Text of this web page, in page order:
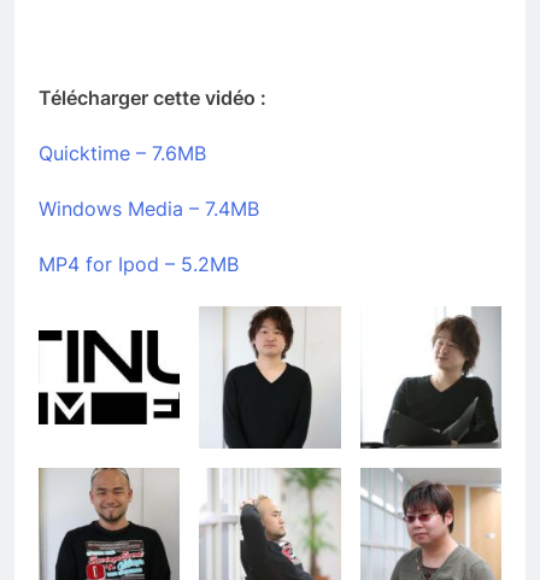
Télécharger cette vidéo :
Quicktime – 7.6MB
Windows Media – 7.4MB
MP4 for Ipod – 5.2MB